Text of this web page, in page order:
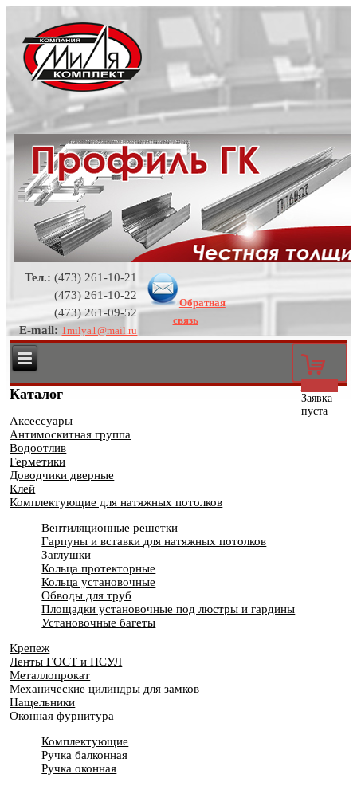
Тел.: (473) 261-10-21
(473) 261-10-22
(473) 261-09-52
E-mail: 1milya1@mail.ru
Обратная
связь
0
Заявка
пуста
Каталог
Аксессуары
Антимоскитная группа
Водоотлив
Герметики
Доводчики дверные
Клей
Комплектующие для натяжных потолков
Вентиляционные решетки
Гарпуны и вставки для натяжных потолков
Заглушки
Кольца протекторные
Кольца установочные
Обводы для труб
Площадки установочные под люстры и гардины
Установочные багеты
Крепеж
Ленты ГОСТ и ПСУЛ
Металлопрокат
Механические цилиндры для замков
Нащельники
Оконная фурнитура
Комплектующие
Ручка балконная
Ручка оконная